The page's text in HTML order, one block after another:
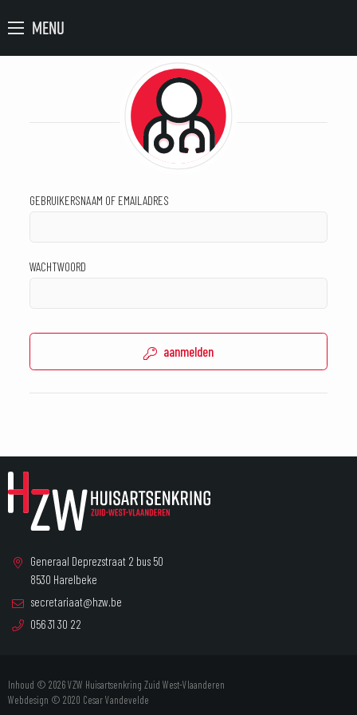
MENU
GEBRUIKERSNAAM OF EMAILADRES
WACHTWOORD
aanmelden
Generaal Deprezstraat 2 bus 50
8530 Harelbeke
secretariaat@hzw.be
056 31 30 22
Inhoud © 2026 VZW Huisartsenkring Zuid West-Vlaanderen
Webdesign © 2020 Cesar Vandevelde